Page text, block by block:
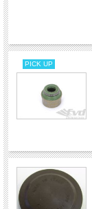
PICK UP